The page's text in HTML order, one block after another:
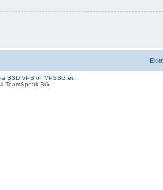
SSD VPS от VPSBG.eu
TeamSpeak.BG